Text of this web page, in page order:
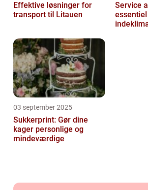
Effektive løsninger for
transport til Litauen
Service
03 september 2025
Sukkerprint: Gør dine
kager personlige og
mindeværdige